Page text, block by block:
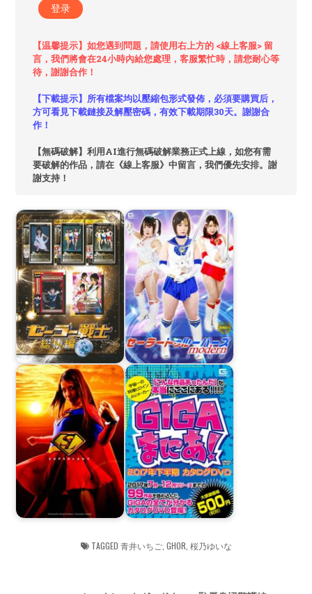
登录
【温馨提示】如您遇到問題，請使用右上方的 <線上客服> 留
言，我們將會在24小時內給您處理，客服繁忙時，請您耐心等
待，謝謝合作！
【下載提示】所有檔案均以壓縮包形式發佈，必須要購買后，
方可看見下載鏈接及解壓密碼，有效下載期限30天。謝謝合
作！
【無碼破解】利用AI進行無碼破解業務正式上線，如您有需
要破解的作品，請在《線上客服》中留言，我們優先安排。謝
謝支持！
TAGGED 青井いちご, GHOR 桜乃ゆいな